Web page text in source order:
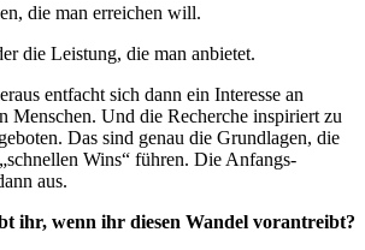
die man erreichen will.
die Leistung, die man anbietet.
entfacht sich dann ein Interesse an
Menschen. Und die Recherche inspiriert zu
Das sind genau die Grundlagen, die
Wins“ führen. Die Anfangs-
aus.
ihr, wenn ihr diesen Wandel vorantreibt?